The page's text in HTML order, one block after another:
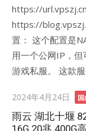
https://
https://
置： 这个配置是
用一个公网IP，
游戏私服。 这款
Posted
on
2024年4月24日
雨云 湖北十堰
16G 20兆 400G